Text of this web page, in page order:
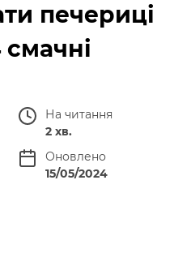
печериці
смачні
На читання
2 хв.
Оновлено
15/05/2024